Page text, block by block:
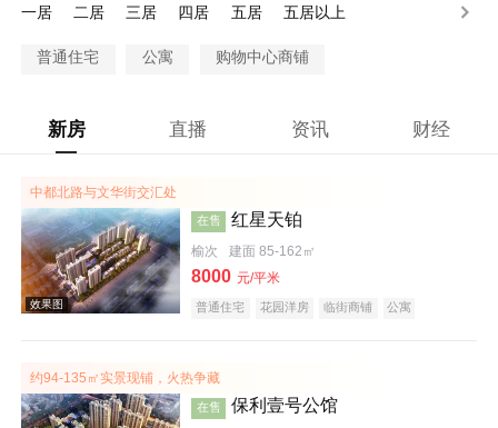
一居
二居 三居 四居 五居 五居以上
普通住宅 公寓 购物中心商铺
新房 直播 资讯 财经
中都北路与文华街交汇处
在售 红星天铂
榆次 建面 85-162㎡
8000 元/平米
普通住宅 花园洋房 临街商铺
公寓
约94-135㎡实景现铺，火热争藏
在售 保利壹号公馆